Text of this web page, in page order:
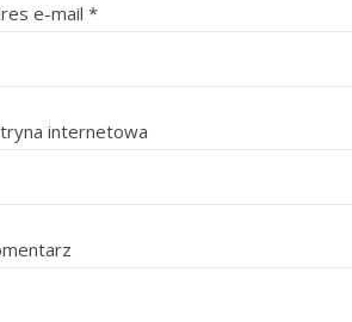
e-mail *
internetowa